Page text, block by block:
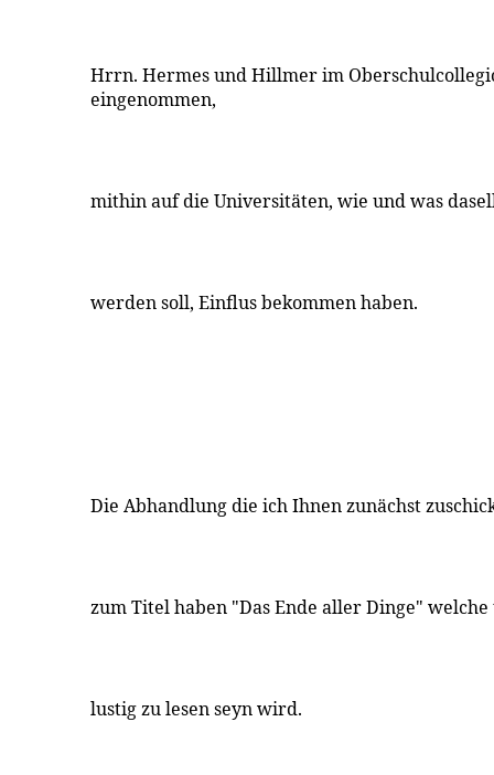
Hrrn. Hermes und Hillmer im
eingenommen,
mithin auf die Universitäten, wie und was
werden soll, Einflus bekommen haben.
Die Abhandlung die ich Ihnen zunächst
zum Titel haben "Das Ende aller Dinge"
lustig zu lesen seyn wird.